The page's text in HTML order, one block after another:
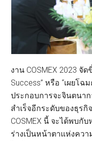
งาน COSMEX 2023 จั
Success” หรือ “เผยโ
ประกอบการจะจินตนา
สำเร็จอีกระดับของธุรกิ
COSMEX นี้ จะได้พบกั
ร่างเป็นหน้าตาแห่งควา